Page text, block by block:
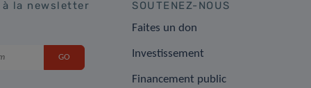
la newsletter SOUTENEZ-NOUS
Faites un don
Investissement
Financement public